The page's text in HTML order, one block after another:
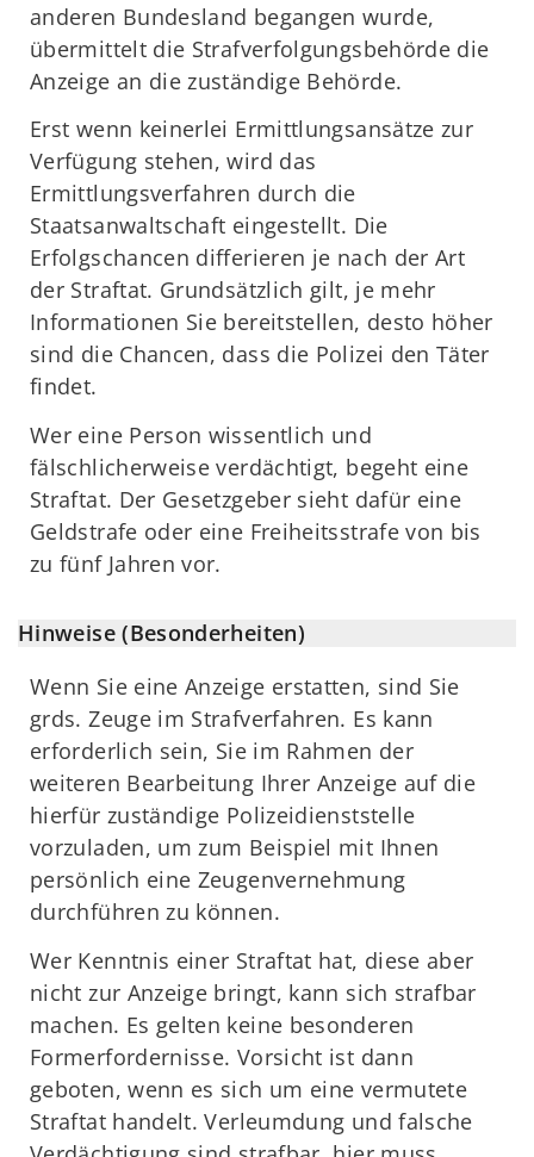
anderen Bundesland begangen wurde,
übermittelt die Strafverfolgungsbehörde die
Anzeige an die zuständige Behörde.
Erst wenn keinerlei Ermittlungsansätze zur
Verfügung stehen, wird das
Ermittlungsverfahren durch die
Staatsanwaltschaft eingestellt. Die
Erfolgschancen differieren je nach der Art
der Straftat. Grundsätzlich gilt, je mehr
Informationen Sie bereitstellen, desto höher
sind die Chancen, dass die Polizei den Täter
findet.
Wer eine Person wissentlich und
fälschlicherweise verdächtigt, begeht eine
Straftat. Der Gesetzgeber sieht dafür eine
Geldstrafe oder eine Freiheitsstrafe von bis
zu fünf Jahren vor.
Hinweise (Besonderheiten)
Wenn Sie eine Anzeige erstatten, sind Sie
grds. Zeuge im Strafverfahren. Es kann
erforderlich sein, Sie im Rahmen der
weiteren Bearbeitung Ihrer Anzeige auf die
hierfür zuständige Polizeidienststelle
vorzuladen, um zum Beispiel mit Ihnen
persönlich eine Zeugenvernehmung
durchführen zu können.
Wer Kenntnis einer Straftat hat, diese aber
nicht zur Anzeige bringt, kann sich strafbar
machen. Es gelten keine besonderen
Formerfordernisse. Vorsicht ist dann
geboten, wenn es sich um eine vermutete
Straftat handelt. Verleumdung und falsche